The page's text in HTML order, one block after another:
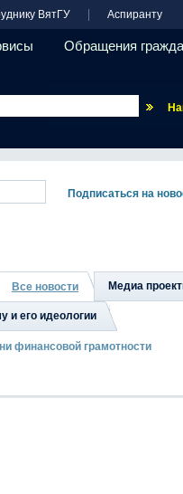
ВятГУ Аспиранту
Обращения
Все новости Медиа
и его идеологии
финансовой грамотности